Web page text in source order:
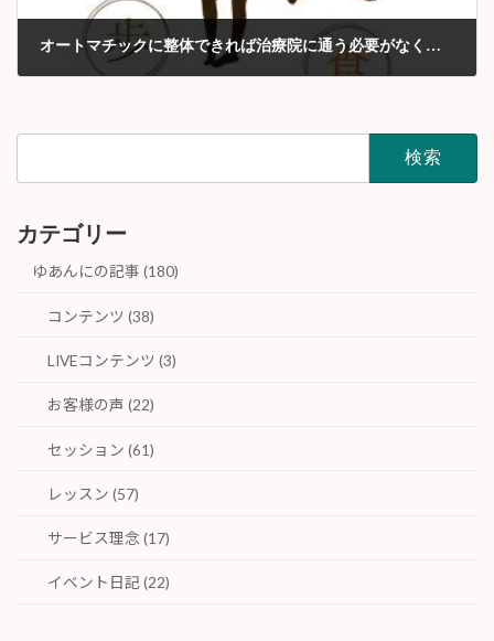
オートマチックに整体できれば治療院に通う必要がなくなる
2018年1月
カテゴリー
ゆあんにの記事 (180)
コンテンツ (38)
LIVEコンテンツ (3)
お客様の声 (22)
セッション (61)
レッスン (57)
サービス理念 (17)
イベント日記 (22)